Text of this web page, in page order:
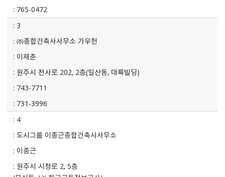
765-0472
3
㈜종합건축사사무소 가우헌
이재춘
원주시 천사로 202, 2층(일산동, 대륙빌딩)
743-7711
731-3996
4
도시그룹 이종근종합건축사사무소
이종근
원주시 시청로 2, 5층